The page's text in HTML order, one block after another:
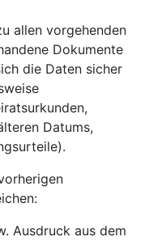
allen vorgehenden
Dokumente
die Daten sicher
Datums,
Ausdruck aus dem